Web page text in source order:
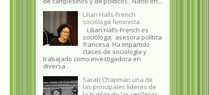
Lilian Halls-French
socióloga feminista
Lilian Halls-French es
socióloga, asesora política
francesa. Ha impartido
clases de sociología y
trabajado como investigadora en
diversa...
Sarah Chapman una de
las principales líderes de